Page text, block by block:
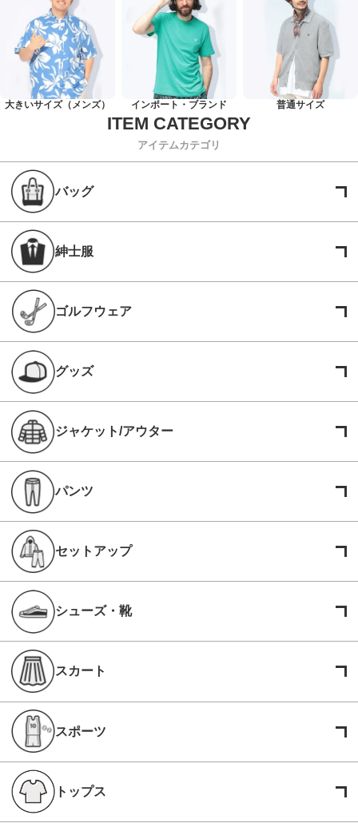
大きいサイズ（メンズ） インポート・ブランド 普通サイズ
アイテムカテゴリ
バッグ
紳士服
ゴルフウェア
グッズ
ジャケット/アウター
パンツ
セットアップ
シューズ・靴
スカート
スポーツ
トップス